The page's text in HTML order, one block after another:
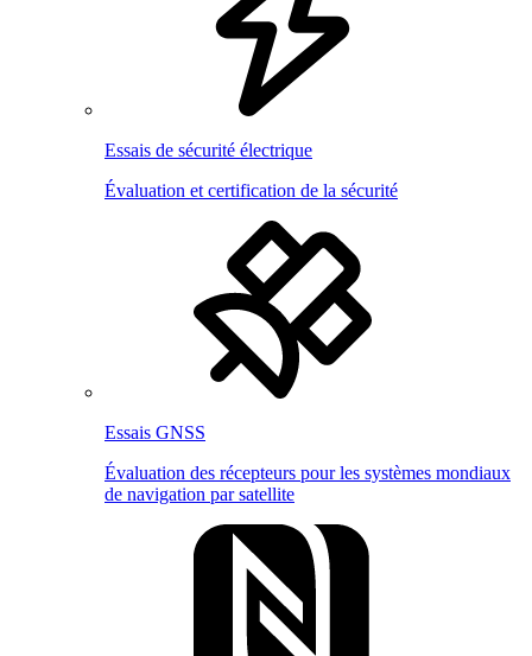
Essais de sécurité électrique
Évaluation et certification de la sécurité
Essais GNSS
Évaluation des récepteurs pour les systèmes mondiaux
de navigation par satellite